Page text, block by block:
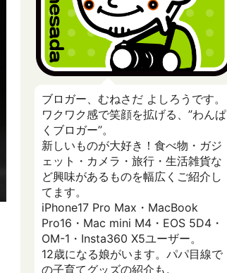
ブロガー、むねさだ よしろうです。
ワクワク感で笑顔を拡げる、”わんぱ
くブロガー”。
新しいものが大好き！食べ物・ガジ
ェット・カメラ・旅行・生活雑貨な
ど興味があるものを幅広くご紹介し
てます。
iPhone17 Pro Max・MacBook
Pro16・Mac mini M4・EOS 5D4・
OM-1・Insta360 X5ユーザー。
12歳になる娘がいます。パパ目線で
の子育てグッズの紹介も。